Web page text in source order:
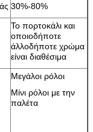
30%-80%
Το πορτοκάλι και
οποιοδήποτε
άλλοδήποτε χρώμα
είναι διαθέσιμα
Μεγάλοι ρόλοι
Μίνι ρόλοι με την
παλέτα